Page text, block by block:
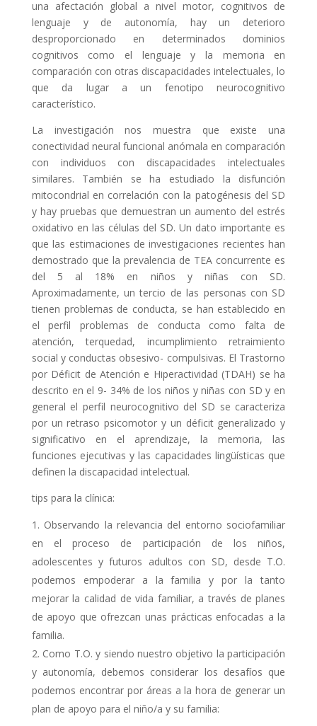
una afectación global a nivel motor, cognitivos de
lenguaje y de autonomía, hay un deterioro
desproporcionado en determinados dominios
cognitivos como el lenguaje y la memoria en
comparación con otras discapacidades intelectuales, lo
que da lugar a un fenotipo neurocognitivo
característico.
La investigación nos muestra que existe una
conectividad neural funcional anómala en comparación
con individuos con discapacidades intelectuales
similares. También se ha estudiado la disfunción
mitocondrial en correlación con la patogénesis del SD
y hay pruebas que demuestran un aumento del estrés
oxidativo en las células del SD. Un dato importante es
que las estimaciones de investigaciones recientes han
demostrado que la prevalencia de TEA concurrente es
del 5 al 18% en niños y niñas con SD.
Aproximadamente, un tercio de las personas con SD
tienen problemas de conducta, se han establecido en
el perfil problemas de conducta como falta de
atención, terquedad, incumplimiento retraimiento
social y conductas obsesivo- compulsivas. El Trastorno
por Déficit de Atención e Hiperactividad (TDAH) se ha
descrito en el 9- 34% de los niños y niñas con SD y en
general el perfil neurocognitivo del SD se caracteriza
por un retraso psicomotor y un déficit generalizado y
significativo en el aprendizaje, la memoria, las
funciones ejecutivas y las capacidades lingüísticas que
definen la discapacidad intelectual.
tips para la clínica:
Observando la relevancia del entorno sociofamiliar
en el proceso de participación de los niños,
adolescentes y futuros adultos con SD, desde T.O.
podemos empoderar a la familia y por la tanto
mejorar la calidad de vida familiar, a través de planes
de apoyo que ofrezcan unas prácticas enfocadas a la
familia.
Como T.O. y siendo nuestro objetivo la participación
y autonomía, debemos considerar los desafíos que
podemos encontrar por áreas a la hora de generar un
plan de apoyo para el niño/a y su familia: